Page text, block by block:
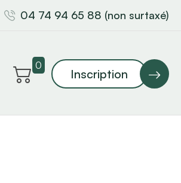
04 74 94 65 88 (non surtaxé)
0
Inscription